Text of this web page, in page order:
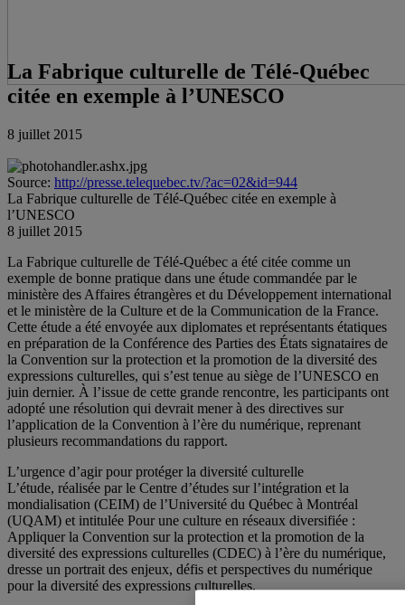
La Fabrique culturelle de Télé-Québec
citée en exemple à l’UNESCO
8 juillet 2015
Source: http://presse.telequebec.tv/?ac=02&id=944
La Fabrique culturelle de Télé-Québec citée en exemple à
l’UNESCO
8 juillet 2015
La Fabrique culturelle de Télé-Québec a été citée comme un
exemple de bonne pratique dans une étude commandée par le
ministère des Affaires étrangères et du Développement international
et le ministère de la Culture et de la Communication de la France.
Cette étude a été envoyée aux diplomates et représentants étatiques
en préparation de la Conférence des Parties des États signataires de
la Convention sur la protection et la promotion de la diversité des
expressions culturelles, qui s’est tenue au siège de l’UNESCO en
juin dernier. À l’issue de cette grande rencontre, les participants ont
adopté une résolution qui devrait mener à des directives sur
l’application de la Convention à l’ère du numérique, reprenant
plusieurs recommandations du rapport.
L’urgence d’agir pour protéger la diversité culturelle
L’étude, réalisée par le Centre d’études sur l’intégration et la
mondialisation (CEIM) de l’Université du Québec à Montréal
(UQAM) et intitulée Pour une culture en réseaux diversifiée :
Appliquer la Convention sur la protection et la promotion de la
diversité des expressions culturelles (CDEC) à l’ère du numérique,
dresse un portrait des enjeux, défis et perspectives du numérique
pour la diversité des expressions culturelles.